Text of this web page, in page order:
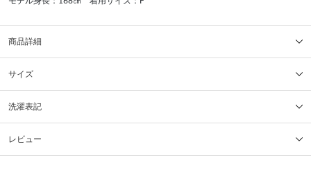
商品詳細
サイズ
洗濯表記
レビュー